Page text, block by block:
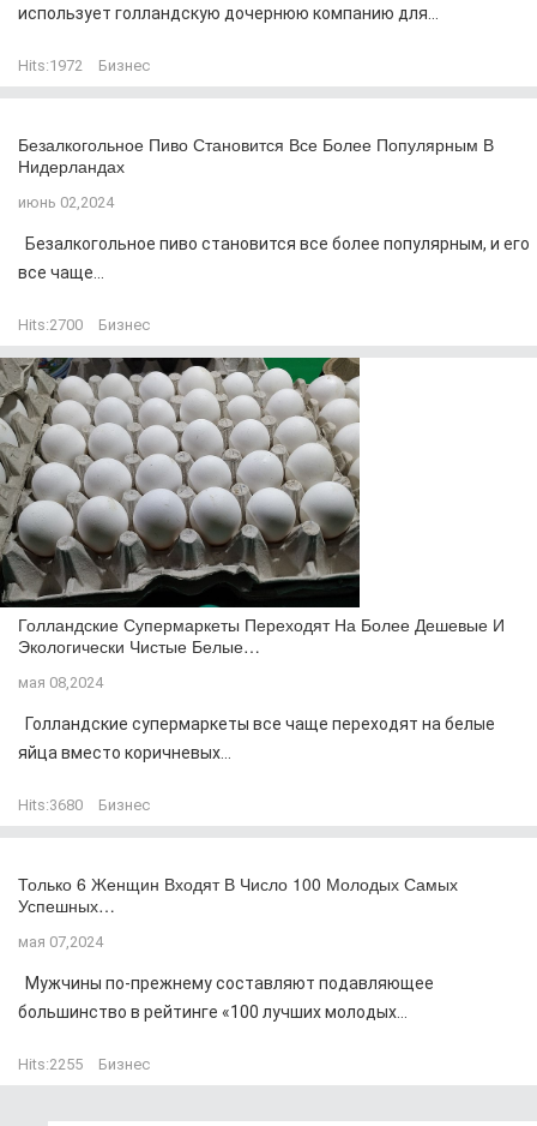
использует голландскую дочернюю компанию для...
Hits:1972 Бизнес
Безалкогольное Пиво Становится Все Более Популярным В
Нидерландах
июнь 02,2024
Безалкогольное пиво становится все более популярным, и его
все чаще...
Hits:2700 Бизнес
Голландские Супермаркеты Переходят На Более Дешевые И
Экологически Чистые Белые…
мая 08,2024
Голландские супермаркеты все чаще переходят на белые
яйца вместо коричневых...
Hits:3680 Бизнес
Только 6 Женщин Входят В Число 100 Молодых Самых
Успешных…
мая 07,2024
Мужчины по-прежнему составляют подавляющее
большинство в рейтинге «100 лучших молодых...
Hits:2255 Бизнес